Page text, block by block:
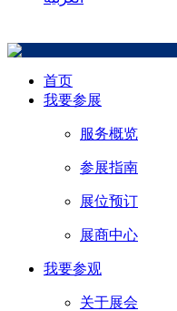
首页
我要参展
服务概览
参展指南
展位预订
展商中心
我要参观
关于展会